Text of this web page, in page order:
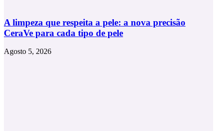
A limpeza que respeita a pele: a nova precisão
CeraVe para cada tipo de pele
Agosto 5, 2026